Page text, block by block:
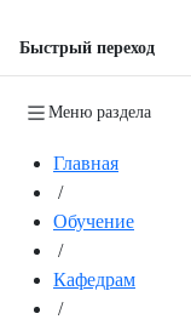
Быстрый переход
Меню раздела
Главная
/
Обучение
/
Кафедрам
/